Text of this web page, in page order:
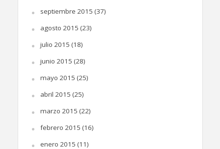
septiembre 2015 (37)
agosto 2015 (23)
julio 2015 (18)
junio 2015 (28)
mayo 2015 (25)
abril 2015 (25)
marzo 2015 (22)
febrero 2015 (16)
enero 2015 (11)